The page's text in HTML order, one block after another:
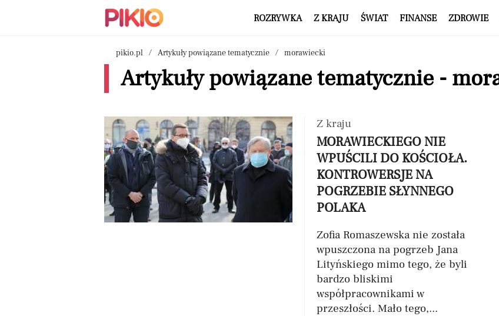
ROZRYWKA Z KRAJU ŚWIAT FINANSE ZDROWIE
pikio.pl Artykuły powiązane tematycznie morawiecki
Artykuły powiązane tematycznie -
Z kraju
MORAWIECKIEGO NIE
WPUŚCILI DO KOŚCIOŁA.
KONTROWERSJE NA
POGRZEBIE SŁYNNEGO
POLAKA
Zofia Romaszewska nie została
wpuszczona na pogrzeb Jana
Lityńskiego mimo tego, że byli
bardzo bliskimi
współpracownikami w
przeszłości. Mało tego,...